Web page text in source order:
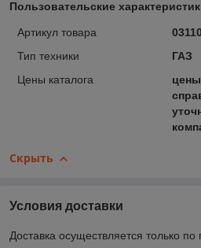
Пользовательские
Артикул товара
Тип техники
ГАЗ
Цены каталога
Скрыть
Условия доставки
Доставка осуществляется только по